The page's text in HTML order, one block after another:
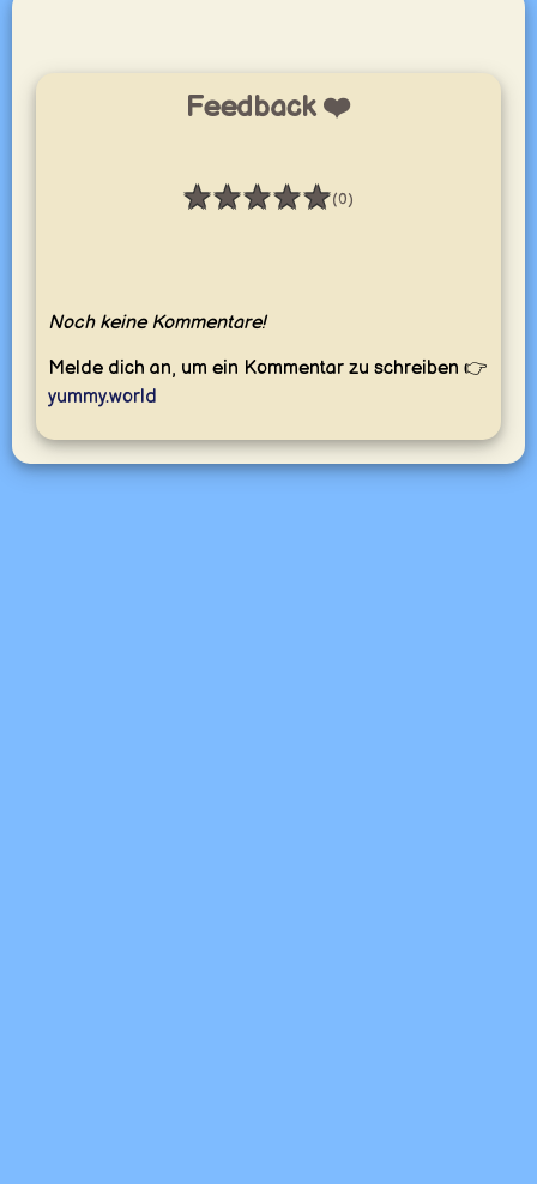
Feedback ❤️
★★★★★
Bewertung: 0 / 5 (0)
Noch keine Kommentare!
Melde dich an, um ein Kommentar zu schreiben 👉
yummy.world